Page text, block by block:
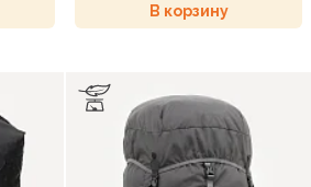
В корзину